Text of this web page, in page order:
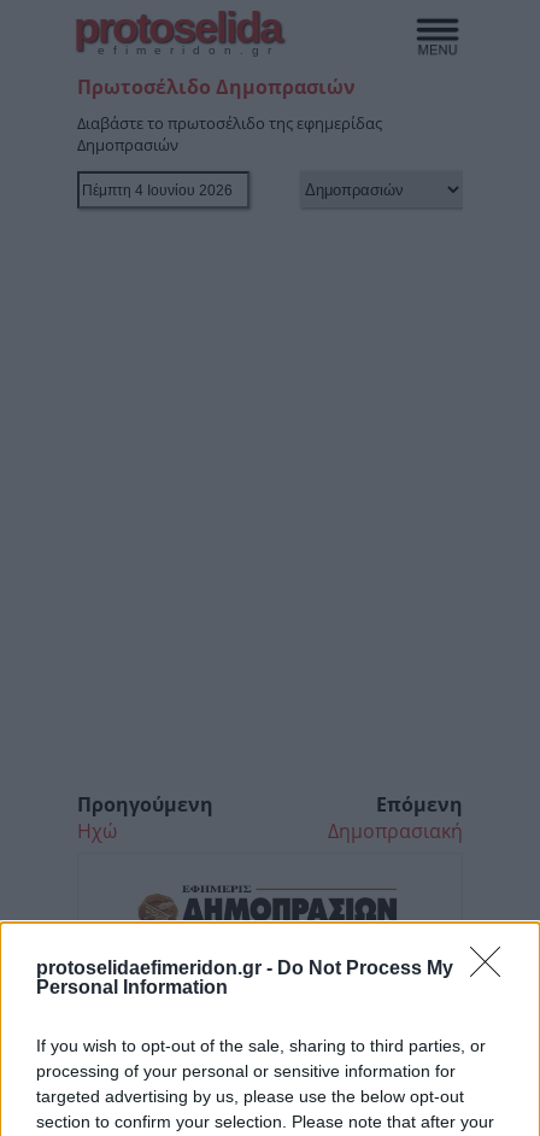
protoselidaefimeridon.gr - Do Not Process My
Personal Information
If you wish to opt-out of the sale, sharing to third parties, or
processing of your personal or sensitive information for
targeted advertising by us, please use the below opt-out
section to confirm your selection. Please note that after your
protoselida
efimeridon.gr
Πρωτοσέλιδο Δημοπρασιών
Διαβάστε το πρωτοσέλιδο της εφημερίδας
Δημοπρασιών
Προηγούμενη
Ηχώ
Επόμενη
Δημοπρασιακή